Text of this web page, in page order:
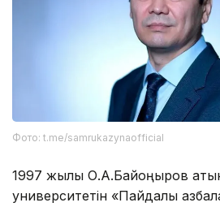
Фото: t.me/samrukazynaofficial
1997 жылы О.А.Байқоңыров
университетін «Пайдалы